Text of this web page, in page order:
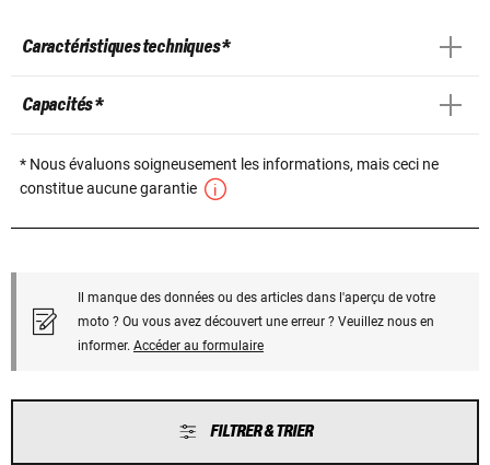
Caractéristiques techniques *
Capacités *
* Nous évaluons soigneusement les informations, mais ceci ne
constitue aucune garantie
Il manque des données ou des articles dans l'aperçu de votre
moto ? Ou vous avez découvert une erreur ? Veuillez nous en
informer. Accéder au formulaire
FILTRER & TRIER